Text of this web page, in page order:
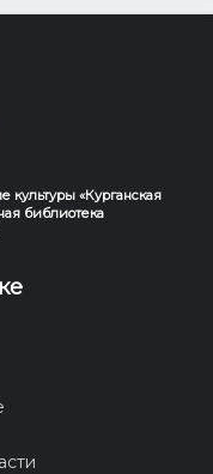
культуры «Курганская
библиотека